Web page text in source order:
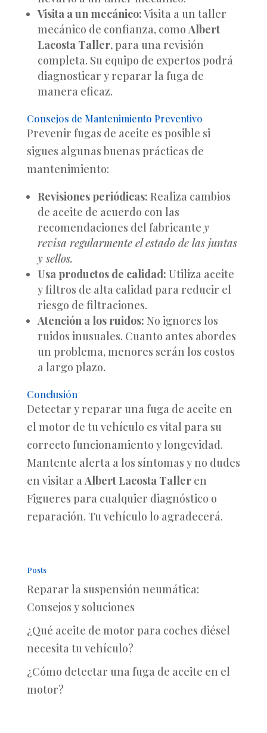
Visita a un mecánico:Visita a un taller
mecánico de confianza, como Albert
Lacosta Taller, para una revisión
completa. Su equipo de expertos podrá
diagnosticar y reparar la fuga de
manera eficaz.
Consejos de Mantenimiento Preventivo
Prevenir fugas de aceite es posible si
sigues algunas buenas prácticas de
mantenimiento:
Revisiones periódicas: Realiza cambios
de aceite de acuerdo con las
recomendaciones del fabricante y
revisa regularmente el estado de las juntas
y sellos.
Usa productos de calidad: Utiliza aceite
y filtros de alta calidad para reducir el
riesgo de filtraciones.
Atención a los ruidos: No ignores los
ruidos inusuales. Cuanto antes abordes
un problema, menores serán los costos
a largo plazo.
Conclusión
Detectar y reparar una fuga de aceite en
el motor de tu vehículo es vital para su
correcto funcionamiento y longevidad.
Mantente alerta a los síntomas y no dudes
en visitar a Albert Lacosta Talleren
Figueres para cualquier diagnóstico o
reparación. Tu vehículo lo agradecerá.
Posts
Reparar la suspensión neumática:
Consejos y soluciones
¿Qué aceite de motor para coches diésel
necesita tu vehículo?
¿Cómo detectar una fuga de aceite en el
motor?